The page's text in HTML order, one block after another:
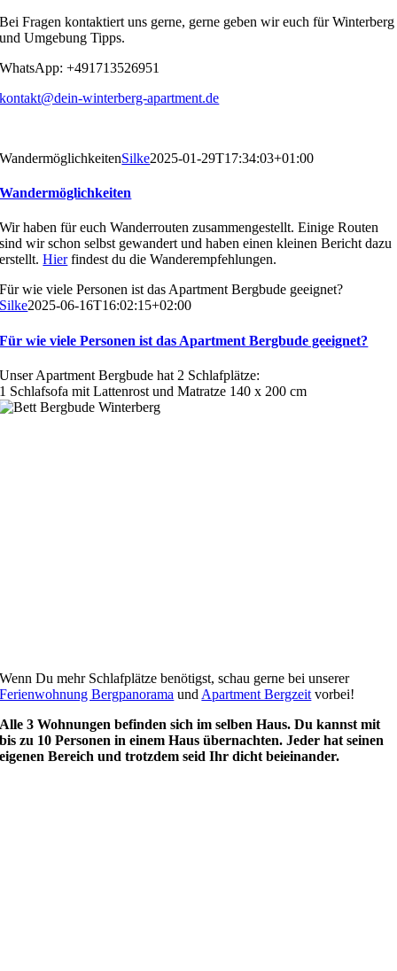
Bei Fragen kontaktiert uns gerne, gerne geben wir euch für Winterberg
und Umgebung Tipps.
WhatsApp: +491713526951
kontakt@dein-winterberg-apartment.de
WandermöglichkeitenSilke2025-01-29T17:34:03+01:00
Wandermöglichkeiten
Wir haben für euch Wanderrouten zusammengestellt. Einige Routen
sind wir schon selbst gewandert und haben einen kleinen Bericht dazu
erstellt.Hierfindest du die Wanderempfehlungen.
Für wie viele Personen ist das Apartment Bergbude geeignet?
Silke2025-06-16T16:02:15+02:00
Für wie viele Personen ist das Apartment Bergbude geeignet?
Unser Apartment Bergbude hat 2 Schlafplätze:
1 Schlafsofa mit Lattenrost und Matratze 140 x 200 cm
Wenn Du mehr Schlafplätze benötigst, schau gerne bei unserer
Ferienwohnung Bergpanorama und Apartment Bergzeit vorbei!
Alle 3 Wohnungen befinden sich im selben Haus. Du kannst mit
bis zu 10 Personen in einem Haus übernachten. Jeder hat seinen
eigenen Bereich und trotzdem seid Ihr dicht beieinander.